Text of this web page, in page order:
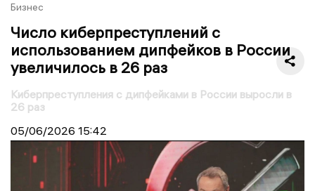
Бизнес
Число киберпреступлений с
использованием дипфейков в России
увеличилось в 26 раз
Киберпреступления с дипфейками в России выросли в
26 раз
05/06/2026 15:42